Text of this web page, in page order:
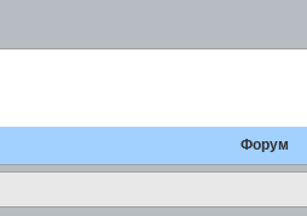
Форум